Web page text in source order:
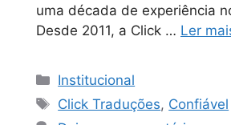
uma década de experiência
Desde 2011, a Click … Ler
Institucional
Click Traduções, Confiável